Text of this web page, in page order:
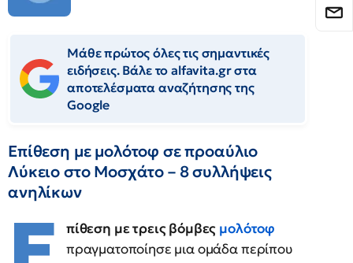
Μάθε πρώτος όλες τις σημαντικές
ειδήσεις. Βάλε το alfavita.gr στα
αποτελέσματα αναζήτησης της
Google
Επίθεση με μολότοφ σε προαύλιο
Λύκειο στο Μοσχάτο – 8 συλλήψεις
ανηλίκων
πίθεση με τρεις βόμβες μολότοφ
πραγματοποίησε μια ομάδα περίπου